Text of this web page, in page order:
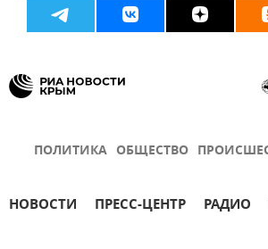
ПОЛИТИКА ОБЩЕСТВО
НОВОСТИ ПРЕСС-ЦЕНТР РАДИО